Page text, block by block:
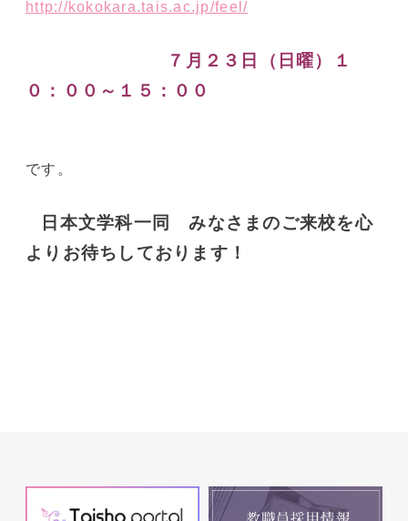
http://kokokara.tais.ac.jp/feel/
７月２３日（日曜）１
０：００～１５：００
です。
日本文学科一同 みなさまのご来校を心
よりお待ちしております！